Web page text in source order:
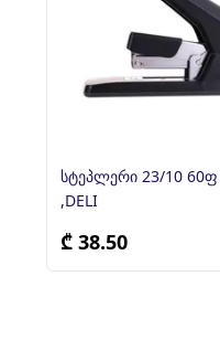
სტეპლერი 23/10 60ფ
,DELI
₾ 38.50